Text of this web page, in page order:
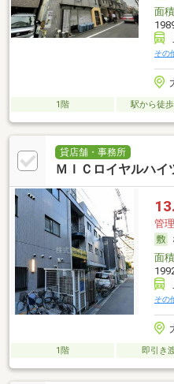
面積
その
1階 駅から徒
貸店舗・事務所
ＭＩＣロイヤルハ
管
面積
その
1階 即引き